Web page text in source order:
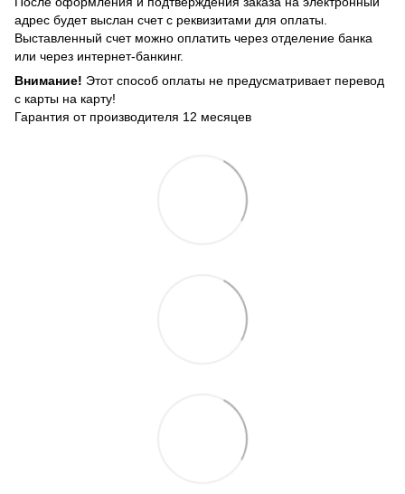
адрес будет выслан счет с реквизитами для оплаты.
Выставленный счет можно оплатить через отделение банка
или через интернет-банкинг.
Внимание! Этот способ оплаты не предусматривает перевод
с карты на карту!
Гарантия от производителя 12 месяцев